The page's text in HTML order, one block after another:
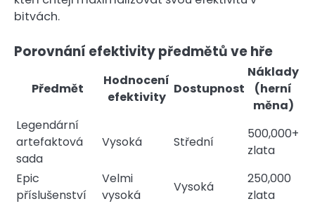
bitvách.
Porovnání efektivity předmětů ve hře
Předmět
Hodnocení
efektivity
Dostupnost
Náklady
(herní
měna)
Legendární
artefaktová
sada
Vysoká Střední
500,000+
zlata
Epic
příslušenství
Velmi
vysoká
Vysoká
250,000
zlata